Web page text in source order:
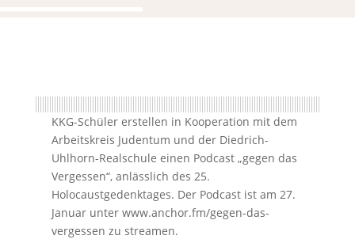
KKG-Schüler erstellen in Kooperation mit dem
Arbeitskreis Judentum und der Diedrich-
Uhlhorn-Realschule einen Podcast „gegen das
Vergessen“, anlässlich des 25.
Holocaustgedenktages. Der Podcast ist am 27.
Januar unter www.anchor.fm/gegen-das-
vergessen zu streamen.